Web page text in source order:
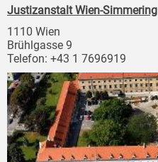
Justizanstalt Wien-Simmering
1110 Wien
Brühlgasse 9
Telefon: +43 1 7696919